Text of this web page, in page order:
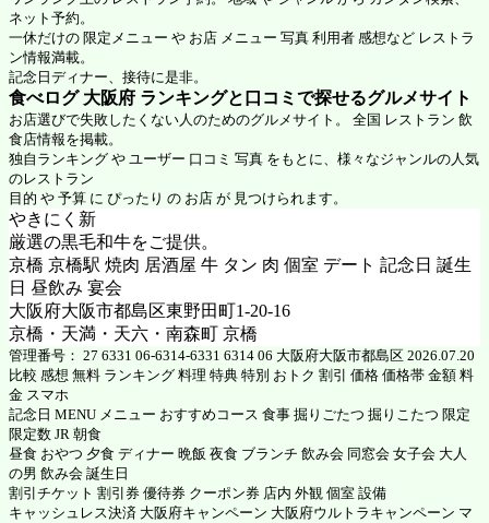
ネット予約。
一休だけの 限定メニュー や お店 メニュー 写真 利用者 感想など レストラ
ン情報満載。
記念日ディナー、接待に是非。
食べログ 大阪府 ランキングと口コミで探せるグルメサイト
お店選びで失敗したくない人のためのグルメサイト。 全国 レストラン 飲
食店情報を掲載。
独自ランキング や ユーザー 口コミ 写真 をもとに、様々なジャンルの人気
のレストラン
目的 や 予算 に ぴったり の お店 が 見つけられます。
やきにく新
厳選の黒毛和牛をご提供。
京橋 京橋駅 焼肉 居酒屋 牛 タン 肉 個室 デート 記念日 誕生
日 昼飲み 宴会
大阪府大阪市都島区東野田町1-20-16
京橋・天満・天六・南森町 京橋
管理番号： 27 6331 06-6314-6331 6314 06 大阪府大阪市都島区 2026.07.20
比較 感想 無料 ランキング 料理 特典 特別 おトク 割引 価格 価格帯 金額 料
金 スマホ
記念日 MENU メニュー おすすめコース 食事 掘りごたつ 掘りこたつ 限定
限定数 JR 朝食
昼食 おやつ 夕食 ディナー 晩飯 夜食 ブランチ 飲み会 同窓会 女子会 大人
の男 飲み会 誕生日
割引チケット 割引券 優待券 クーポン券 店内 外観 個室 設備
キャッシュレス決済 大阪府キャンペーン 大阪府ウルトラキャンペーン マ